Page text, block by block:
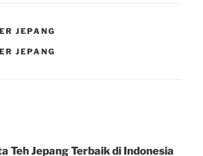
JEPANG
JEPANG
Teh Jepang Terbaik di Indonesia